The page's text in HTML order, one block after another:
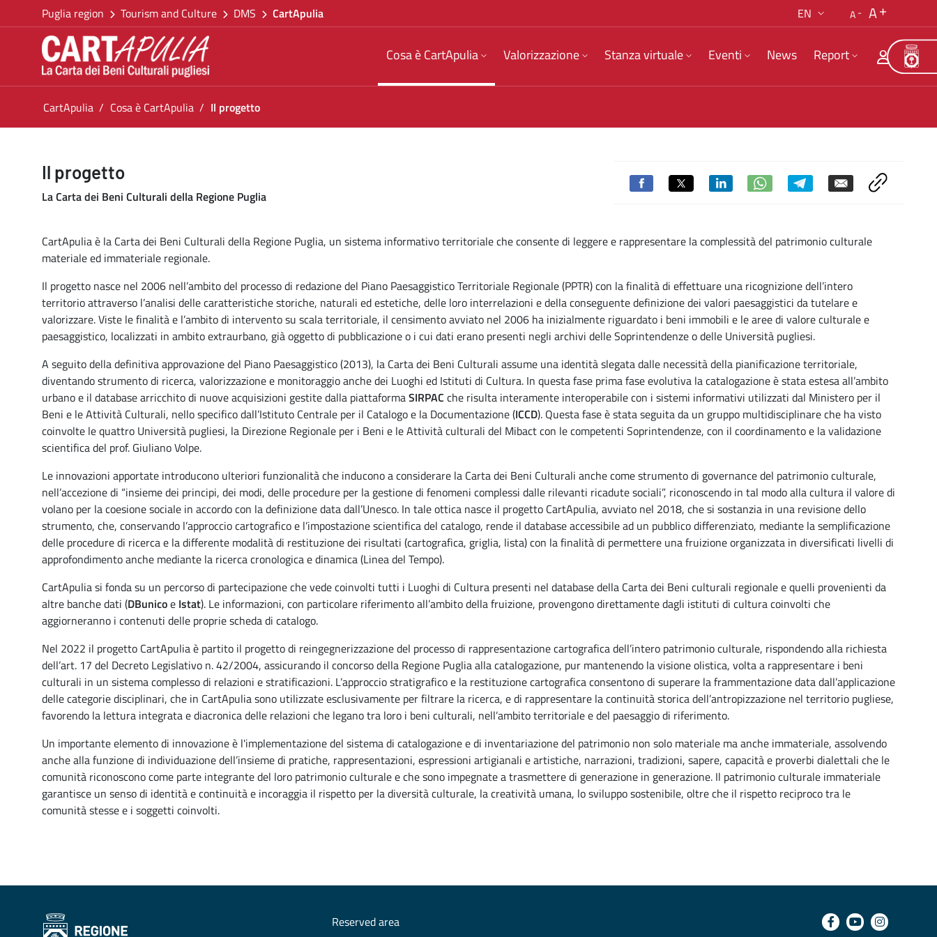
Skip to Content
Go back to the homepage
Go to navigation menu
Go to content
Go to the footer
Puglia region Tourism and Culture DMS CartApulia EN A A
Cosa è CartApulia Valorizzazione Stanza virtuale Eventi News Report
You are in:
CartApulia Cosa è CartApulia Il progetto
Il progetto
Il progetto
La Carta dei Beni Culturali della Regione Puglia
CartApulia è la Carta dei Beni Culturali della Regione Puglia, un sistema informativo territoriale che consente di leggere e rappresentare la complessità del patrimonio culturale
materiale ed immateriale regionale.
Il progetto nasce nel 2006 nell’ambito del processo di redazione del Piano Paesaggistico Territoriale Regionale (PPTR) con la finalità di effettuare una ricognizione dell’intero
territorio attraverso l’analisi delle caratteristiche storiche, naturali ed estetiche, delle loro interrelazioni e della conseguente definizione dei valori paesaggistici da tutelare e
valorizzare. Viste le finalità e l’ambito di intervento su scala territoriale, il censimento avviato nel 2006 ha inizialmente riguardato i beni immobili e le aree di valore culturale e
paesaggistico, localizzati in ambito extraurbano, già oggetto di pubblicazione o i cui dati erano presenti negli archivi delle Soprintendenze o delle Università pugliesi.
A seguito della definitiva approvazione del Piano Paesaggistico (2013), la Carta dei Beni Culturali assume una identità slegata dalle necessità della pianificazione territoriale,
diventando strumento di ricerca, valorizzazione e monitoraggio anche dei Luoghi ed Istituti di Cultura. In questa fase prima fase evolutiva la catalogazione è stata estesa all’ambito
urbano e il database arricchito di nuove acquisizioni gestite dalla piattaformaSIRPAC che risulta interamente interoperabile con i sistemi informativi utilizzati dal Ministero per il
Beni e le Attività Culturali, nello specifico dall’Istituto Centrale per il Catalogo e la Documentazione (ICCD). Questa fase è stata seguita da un gruppo multidisciplinare che ha visto
coinvolte le quattro Università pugliesi, la Direzione Regionale per i Beni e le Attività culturali del Mibact con le competenti Soprintendenze, con il coordinamento e la validazione
scientifica del prof. Giuliano Volpe.
Le innovazioni apportate introducono ulteriori funzionalità che inducono a considerare la Carta dei Beni Culturali anche come strumento di governance del patrimonio culturale,
nell’accezione di “insieme dei principi, dei modi, delle procedure per la gestione di fenomeni complessi dalle rilevanti ricadute sociali”, riconoscendo in tal modo alla cultura il valore di
volano per la coesione sociale in accordo con la definizione data dall’Unesco. In tale ottica nasce il progetto CartApulia, avviato nel 2018, che si sostanzia in una revisione dello
strumento, che, conservando l’approccio cartografico e l’impostazione scientifica del catalogo, rende il database accessibile ad un pubblico differenziato, mediante la semplificazione
delle procedure di ricerca e la differente modalità di restituzione dei risultati (cartografica, griglia, lista) con la finalità di permettere una fruizione organizzata in diversificati livelli di
approfondimento anche mediante la ricerca cronologica e dinamica (Linea del Tempo).
CartApulia si fonda su un percorso di partecipazione che vede coinvolti tutti i Luoghi di Cultura presenti nel database della Carta dei Beni culturali regionale e quelli provenienti da
altre banche dati (DBunicoe Istat). Le informazioni, con particolare riferimento all’ambito della fruizione, provengono direttamente dagli istituti di cultura coinvolti che
aggiorneranno i contenuti delle proprie scheda di catalogo.
Nel 2022 il progetto CartApulia è partito il progetto di reingegnerizzazione del processo di rappresentazione cartografica dell’intero patrimonio culturale, rispondendo alla richiesta
dell’art. 17 del Decreto Legislativo n. 42/2004, assicurando il concorso della Regione Puglia alla catalogazione, pur mantenendo la visione olistica, volta a rappresentare i beni
culturali in un sistema complesso di relazioni e stratificazioni. L’approccio stratigrafico e la restituzione cartografica consentono di superare la frammentazione data dall’applicazione
delle categorie disciplinari, che in CartApulia sono utilizzate esclusivamente per filtrare la ricerca, e di rappresentare la continuità storica dell’antropizzazione nel territorio pugliese,
favorendo la lettura integrata e diacronica delle relazioni che legano tra loro i beni culturali, nell’ambito territoriale e del paesaggio di riferimento.
Un importante elemento di innovazione è l'implementazione del sistema di catalogazione e di inventariazione del patrimonio non solo materiale ma anche immateriale, assolvendo
anche alla funzione di individuazione dell’insieme di pratiche, rappresentazioni, espressioni artigianali e artistiche, narrazioni, tradizioni, sapere, capacità e proverbi dialettali che le
comunità riconoscono come parte integrante del loro patrimonio culturale e che sono impegnate a trasmettere di generazione in generazione. Il patrimonio culturale immateriale
garantisce un senso di identità e continuità e incoraggia il rispetto per la diversità culturale, la creatività umana, lo sviluppo sostenibile, oltre che il rispetto reciproco tra le
comunità stesse e i soggetti coinvolti.
Reserved area